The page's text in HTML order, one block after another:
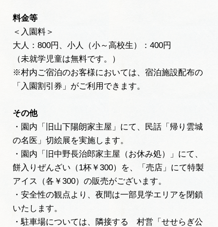
料金等
＜入園料＞
大人：800円、小人（小～高校生）：400円
（未就学児童は無料です。）
※村内ご宿泊のお客様においては、宿泊施設配布の
「入園割引券」がご利用できます。
その他
・園内「旧山下陽朗家主屋」にて、民話「帰り雲城
の名医」切絵展を実施します。
・園内「旧中野長治郎家主屋（お休み処）」にて、
餅入りぜんざい（1杯￥300）を、「売店」にて特製
アイス（各￥300）の販売がございます。
・安全性の観点より、夜間は一部見学エリアを閉鎖
いたします。
・駐車場については、隣接する 村営「せせらぎ公